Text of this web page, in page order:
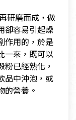
研磨而成，做
卻容易引起燥
作用的，於是
一來，既可以
已經熟化，
品中沖泡，或
的營養。